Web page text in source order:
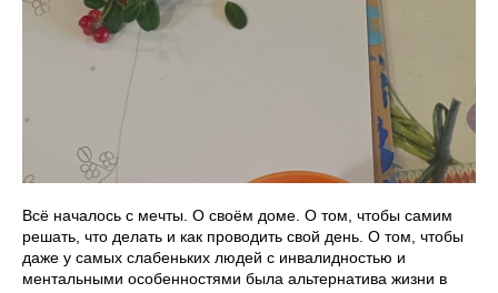
Всё началось с мечты. О своём доме. О том, чтобы самим
решать, что делать и как проводить свой день. О том, чтобы
даже у самых слабеньких людей с инвалидностью и
ментальными особенностями была альтернатива жизни в